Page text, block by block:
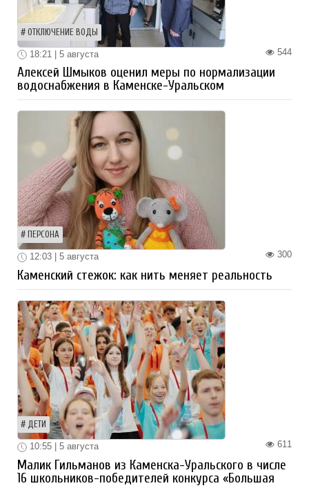
ОТКЛЮЧЕНИЕ ВОДЫ
544
18:21 | 5 августа
Алексей Шмыков оценил меры по нормализации
водоснабжения в Каменске-Уральском
ПЕРСОНА
300
12:03 | 5 августа
Каменский стежок: как нить меняет реальность
ДЕТИ
611
10:55 | 5 августа
Малик Гильманов из Каменска-Уральского в числе
16 школьников-победителей конкурса «Большая